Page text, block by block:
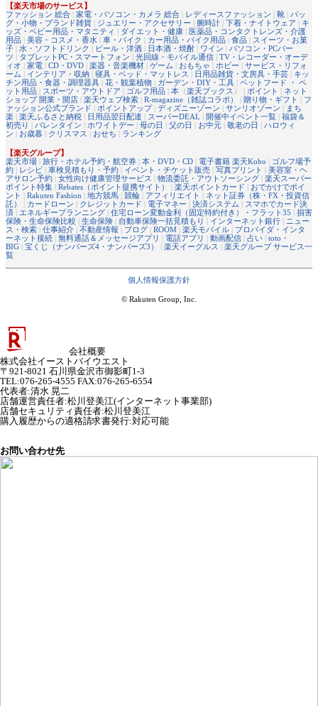
【楽天市場のサービス】
ファッション 総合 | 家電・パソコン・カメラ 総合 | レディースファッション | 靴 | バッ
グ・小物・ブランド雑貨 | ジュエリー・アクセサリー | 腕時計 | 下着・ナイトウェア | キ
ッズ・ベビー用品・マタニティ | ダイエット・健康 | 医薬品・コンタクトレンズ・介護
用品 | 美容・コスメ・香水 | 車・バイク | カー用品・バイク用品 | 食品 | スイーツ・お菓
子 | 水・ソフトドリンク | ビール・洋酒 | 日本酒・焼酎 | ワイン | パソコン・PCパー
ツ | タブレットPC・スマートフォン | 光回線・モバイル通信 | TV・レコーダー・オーデ
ィオ | 家電 | CD・DVD | 楽器・音楽機材 | ゲーム | おもちゃ | ホビー | サービス・リフォ
ーム | インテリア・収納 | 寝具・ベッド・マットレス | 日用品雑貨・文房具・手芸 | キッ
チン用品・食器・調理器具 | 花・観葉植物 | ガーデン・DIY・工具 | ペットフード ・ ペ
ット用品 | スポーツ・アウトドア | ゴルフ用品 | 本 （楽天ブックス ） | ポイント | ネット
ショップ 開業・開店 | 楽天ウェブ検索 | R-magazine（雑誌コラボ） | 贈り物・ギフト | フ
ァッション公式ブランド | ポイントアップ| ディズニーゾーン | サンリオゾーン | まち
楽 | 楽天ふるさと納税 | 日用品翌日配達 | スーパーDEAL | 開催中イベント一覧 | 福袋＆
初売り | バレンタイン | ホワイトデー | 母の日 | 父の日 | お中元 | 敬老の日 | ハロウィ
ン | お歳暮 | クリスマス | おせち | ランキング
【楽天グループ】
楽天市場 | 旅行・ホテル予約・航空券 | 本・DVD・CD | 電子書籍 楽天Kobo | ゴルフ場予
約 | レシピ | 車検見積もり・予約 | イベント・チケット販売 | 写真プリント | 美容室・ヘ
アサロン予約 | 女性向け健康管理サービス | 物流委託・アウトソーシング | 楽天スーパー
ポイント特集 | Rebates（ポイント提携サイト） | 楽天ポイントカード | おでかけでポイ
ント | Rakuten Fashion | 地方競馬 | 競輪 | アフィリエイト | ネット証券（株・FX・投資信
託）
| カードローン | クレジットカード | 電子マネー | 決済システム | スマホでカード決
済 | エネルギープランニング | 住宅ローン変動金利（固定特約付き）・フラット35 | 損害
保険・生命保険比較 | 生命保険 | 自動車保険一括見積もり | インターネット銀行 | ニュー
ス・検索 | 仕事紹介 | 不動産情報 | ブログ | ROOM | 楽天モバイル | プロバイダ・インタ
ーネット接続 | 無料通話＆メッセージアプリ | 電話アプリ | 動画配信 | 占い | toto・
BIG | 宝くじ（ナンバーズ4・ナンバーズ3） | 楽天イーグルス | 楽天グループ サービス一
覧
個人情報保護方針
© Rakuten Group, Inc.
会社概要
株式会社イーストバイウエスト
〒921-8021 石川県金沢市御影町1-3
TEL:076-265-4555 FAX:076-265-6554
代表者:清水 晃二
店舗運営責任者:松川登美江(インターネット事業部)
店舗セキュリティ責任者:松川登美江
購入履歴からの適格請求書発行:対応可能
お問い合わせ先